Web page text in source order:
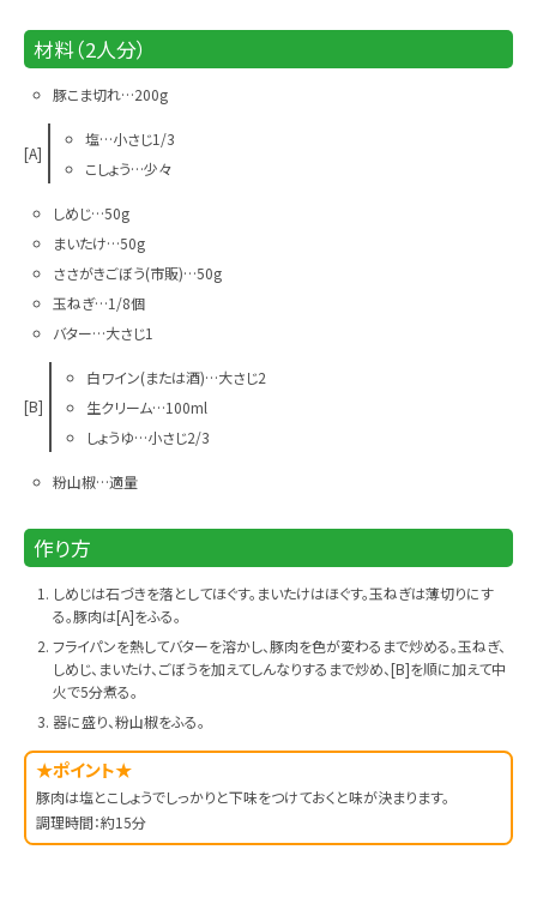
材料（2人分）
豚こま切れ…200g
[A]
塩…小さじ1/3
こしょう…少々
しめじ…50g
まいたけ…50g
ささがきごぼう(市販)…50g
玉ねぎ…1/8個
バター…大さじ1
[B]
白ワイン(または酒)…大さじ2
生クリーム…100ml
しょうゆ…小さじ2/3
粉山椒…適量
作り方
しめじは石づきを落としてほぐす。まいたけはほぐす。玉ねぎは薄切りにす
る。豚肉は[A]をふる。
フライパンを熱してバターを溶かし、豚肉を色が変わるまで炒める。玉ねぎ、
しめじ、まいたけ、ごぼうを加えてしんなりするまで炒め、[B]を順に加えて中
火で5分煮る。
器に盛り、粉山椒をふる。
★ポイント★
豚肉は塩とこしょうでしっかりと下味をつけておくと味が決まります。
調理時間：約15分